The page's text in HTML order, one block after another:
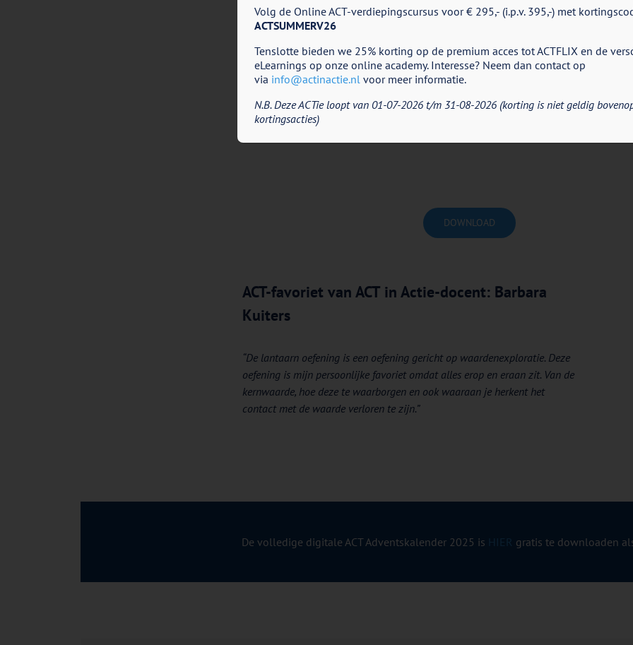
DOWNLOAD
ACT-favoriet van ACT in Actie-docent: Barbara
Kuiters
“De lantaarn oefening is een oefening gericht op waardenexploratie. Deze
oefening is mijn persoonlijke favoriet omdat alles erop en eraan zit. Van de
kernwaarde, hoe deze te waarborgen en ook waaraan je herkent het
contact met de waarde verloren te zijn.”
De volledige digitale ACT Adventskalender 2025 is gratis te downloaden
Volg de Online ACT-verdiepingscursus voor € 295,- (i.p.v. 395,-) met
ACTSUMMERV26
Tenslotte bieden we 25% korting op de premium acces tot ACTFLIX en de
eLearnings op onze online academy. Interesse? Neem dan contact op
via info@actinactie.nl voor meer informatie.
N.B. Deze ACTie loopt van 01-07-2026 t/m 31-08-2026 (korting is niet geldig
kortingsacties)